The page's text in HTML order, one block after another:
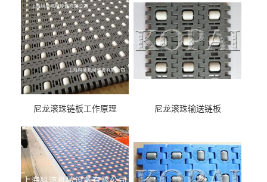
尼龙滚珠链板工作原理 尼龙滚珠输送链板